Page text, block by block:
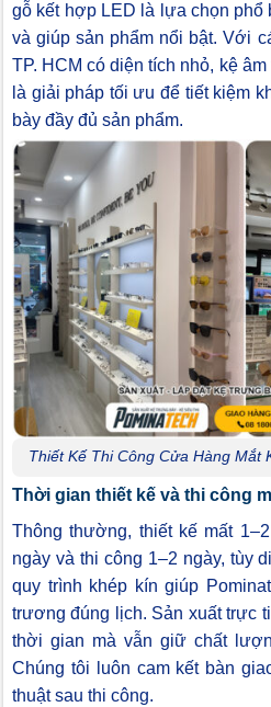
gỗ kết hợp LED là lựa chọn phổ
và giúp sản phẩm nổi bật. Với
TP. HCM có diện tích nhỏ, kệ
là giải pháp tối ưu để tiết kiệm
bày đầy đủ sản phẩm.
Thiết Kế Thi Công Cửa Hàng Mắt
Thời gian thiết kế và thi công
Thông thường, thiết kế mất
ngày và thi công 1–2 ngày, tùy
quy trình khép kín giúp
trương đúng lịch. Sản xuất trực
thời gian mà vẫn giữ chất
Chúng tôi luôn cam kết bàn
thuật sau thi công.